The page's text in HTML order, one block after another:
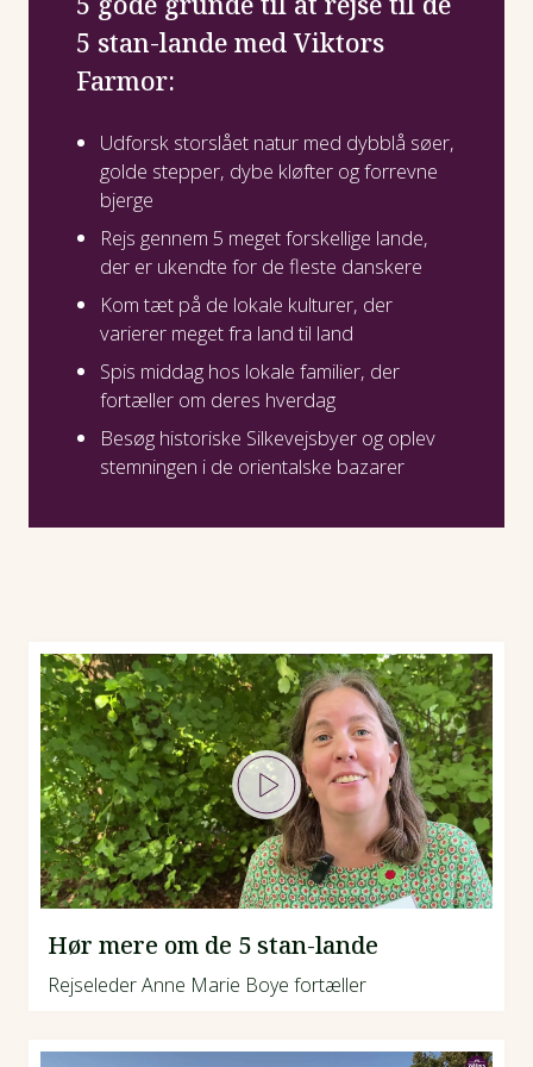
5 stan-lande med Viktors
Farmor:
Udforsk storslået natur med dybblå søer,
golde stepper, dybe kløfter og forrevne
bjerge
Rejs gennem 5 meget forskellige lande,
der er ukendte for de fleste danskere
Kom tæt på de lokale kulturer, der
varierer meget fra land til land
Spis middag hos lokale familier, der
fortæller om deres hverdag
Besøg historiske Silkevejsbyer og oplev
stemningen i de orientalske bazarer
Hør mere om de 5 stan-lande
Rejseleder Anne Marie Boye fortæller